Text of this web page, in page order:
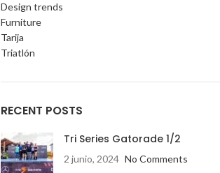
Design trends
Furniture
Tarija
Triatlón
RECENT POSTS
Tri Series Gatorade 1/2
2 junio, 2024 No Comments